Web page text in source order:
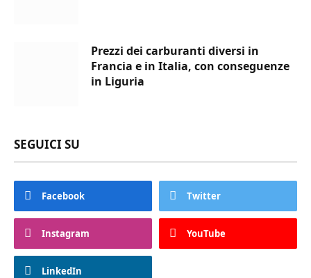
Prezzi dei carburanti diversi in
Francia e in Italia, con conseguenze
in Liguria
SEGUICI SU
Facebook Twitter
Instagram YouTube
LinkedIn